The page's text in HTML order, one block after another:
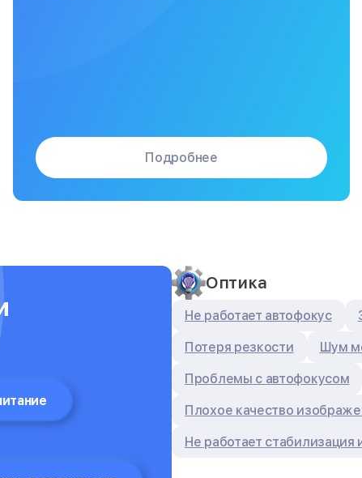
Подробнее
Оптика
Не работает автофокус
Потеря резкости Шум
Проблемы с автофокусом
Плохое качество
Не работает